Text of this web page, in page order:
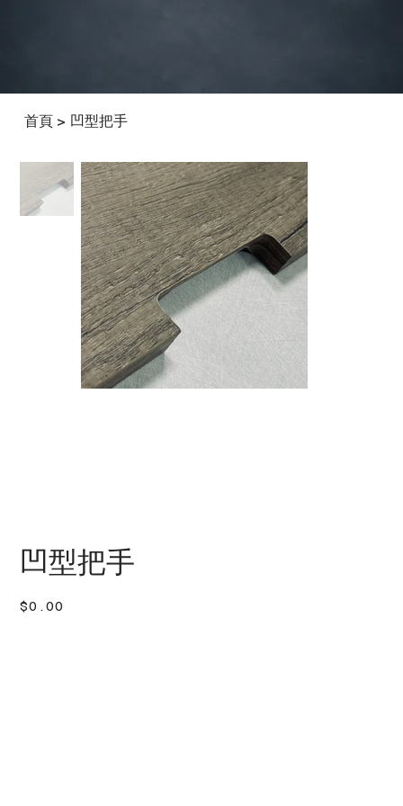
首頁 > 凹型把手
凹型把手
價
格
$0.00